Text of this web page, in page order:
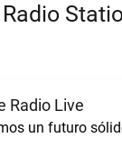
Radio Live